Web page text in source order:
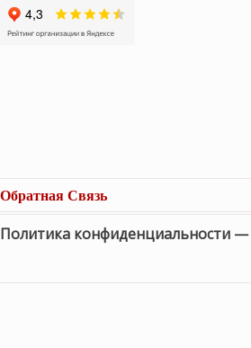
Обратная Связь
Политика конфиденциальности —